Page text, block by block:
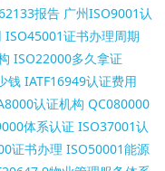
报告 广州ISO9001认
ISO45001证书办理周期
ISO22000多久拿证
钱 IATF16949认证费用
认证机构 QC080000
体系认证 ISO37001认
证书办理 ISO50001能源